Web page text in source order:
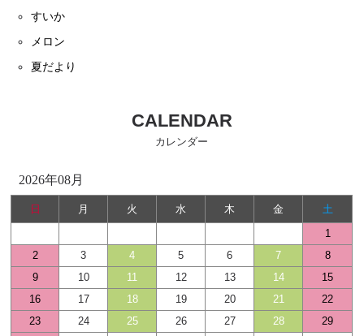
すいか
メロン
夏だより
CALENDAR
カレンダー
2026年08月
日 月 火 水 木 金
土
1
2
3 4 5 6 7
8
9
10 11 12 13 14
15
16
17 18 19 20 21
22
23
24 25 26 27 28
29